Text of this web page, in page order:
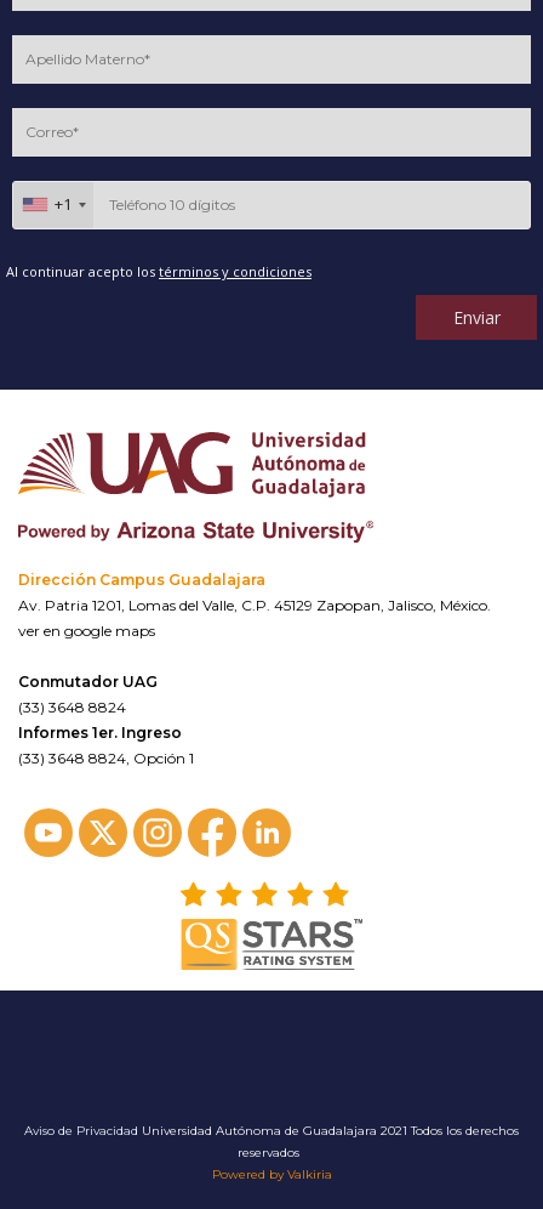
+1
Al continuar acepto los términos y condiciones
Enviar
Dirección Campus Guadalajara
Av. Patria 1201, Lomas del Valle, C.P. 45129 Zapopan, Jalisco, México.
ver en google maps
Conmutador UAG
(33) 3648 8824
Informes 1er. Ingreso
(33) 3648 8824, Opción 1
Aviso de Privacidad Universidad Autónoma de Guadalajara 2021 Todos los derechos
reservados
Powered by Valkiria